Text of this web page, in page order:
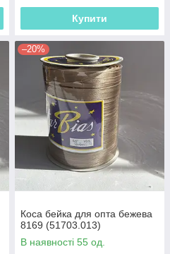
Купити
–20%
Коса бейка для опта бежева
8169 (51703.013)
В наявності 55 од.